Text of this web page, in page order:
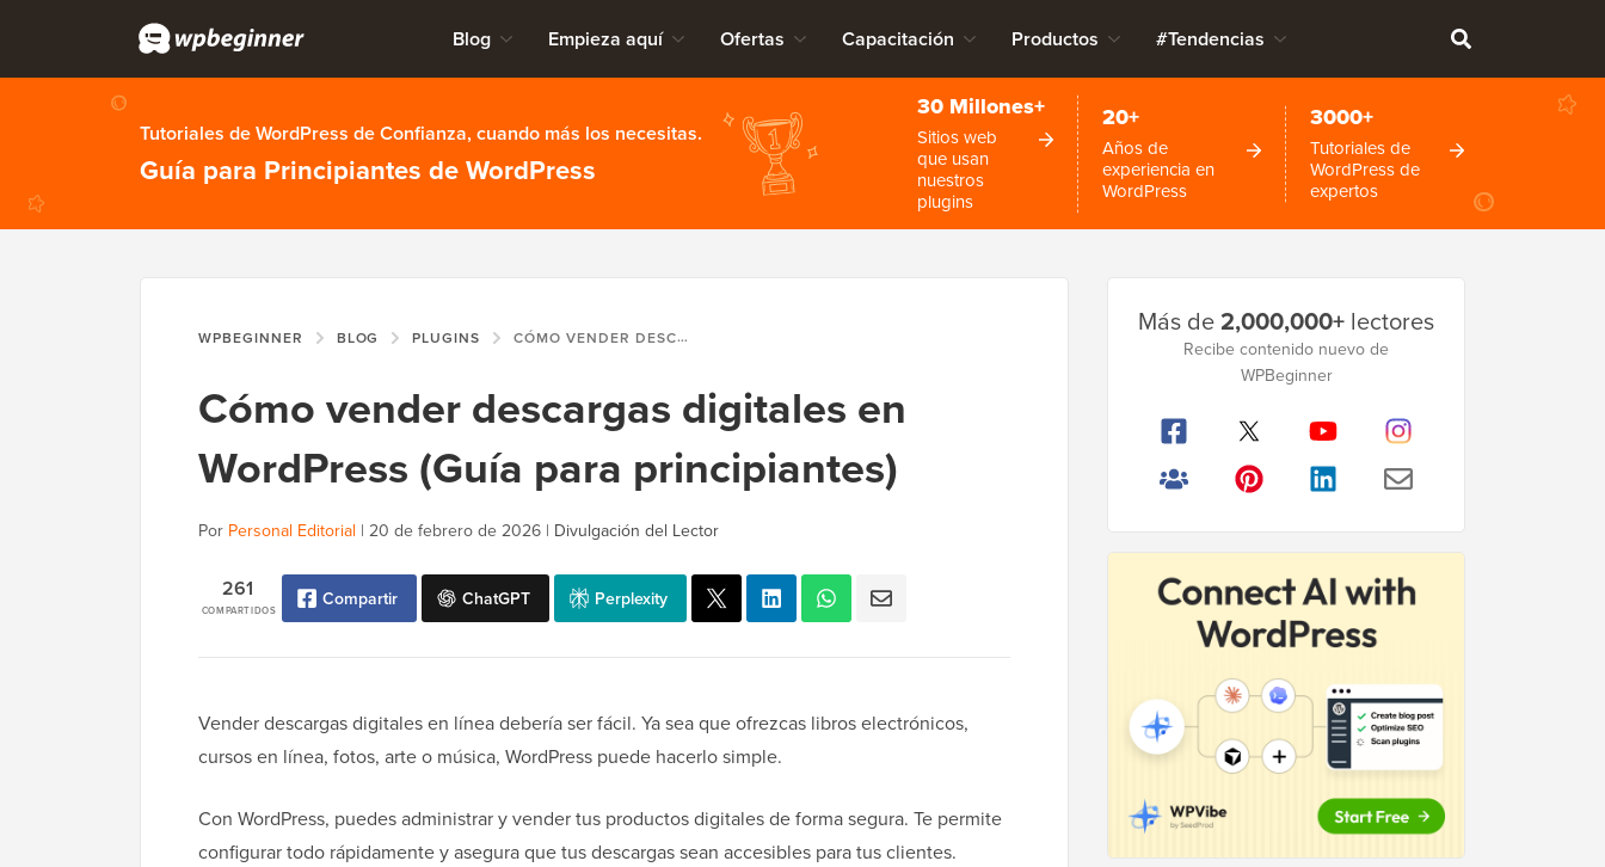
Blog Empieza aquí Ofertas Capacitación Productos #Tendencias
Tutoriales de WordPress de Confianza, cuando más los necesitas.
Guía para Principiantes de WordPress
30 Millones+
Sitios web
que usan
nuestros
plugins
20+
Años de
experiencia en
WordPress
3000+
Tutoriales de
WordPress de
expertos
WPBEGINNER BLOG PLUGINS CÓMO VENDER DESCARGAS DIGITALES EN WORDPRESS (GUÍA PARA PRINCIPIANTES)
Cómo vender descargas digitales en
WordPress (Guía para principiantes)
Por Personal Editorial | 20 de febrero de 2026 | Divulgación del Lector
COMPARTIDOS
261 Compartir ChatGPT Perplexity
Vender descargas digitales en línea debería ser fácil. Ya sea que ofrezcas libros electrónicos,
cursos en línea, fotos, arte o música, WordPress puede hacerlo simple.
Con WordPress, puedes administrar y vender tus productos digitales de forma segura. Te permite
configurar todo rápidamente y asegura que tus descargas sean accesibles para tus clientes.
lateral
Más de2,000,000+ lectores
Recibe contenido nuevo de
WPBeginner